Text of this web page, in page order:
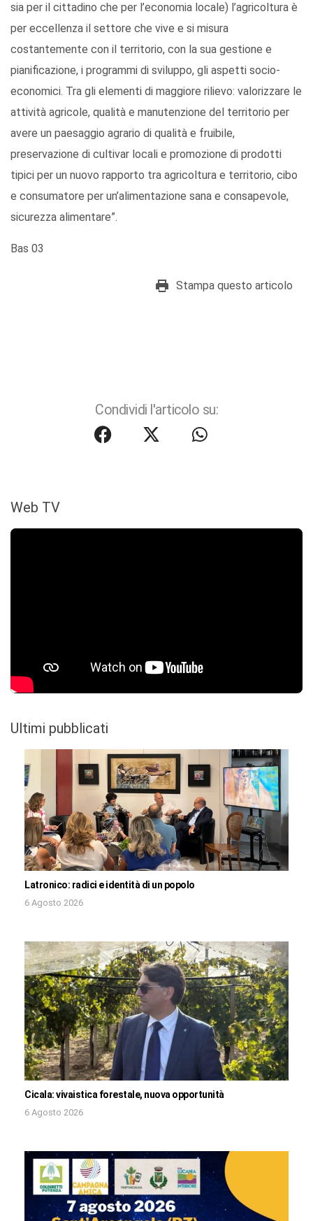
sia per il cittadino che per l’economia locale) l’agricoltura è
per eccellenza il settore che vive e si misura
costantemente con il territorio, con la sua gestione e
pianificazione, i programmi di sviluppo, gli aspetti socio-
economici. Tra gli elementi di maggiore rilievo: valorizzare le
attività agricole, qualità e manutenzione del territorio per
avere un paesaggio agrario di qualità e fruibile,
preservazione di cultivar locali e promozione di prodotti
tipici per un nuovo rapporto tra agricoltura e territorio, cibo
e consumatore per un’alimentazione sana e consapevole,
sicurezza alimentare”.
Bas 03
Stampa questo articolo
Condividi l'articolo su:
Web TV
Ultimi pubblicati
Latronico: radici e identità di un popolo
6 Agosto 2026
Cicala: vivaistica forestale, nuova opportunità
6 Agosto 2026